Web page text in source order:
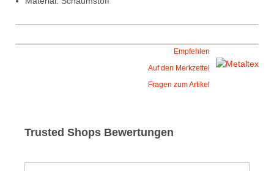
Empfehlen
Auf den Merkzettel
Fragen zum Artikel
Trusted Shops Bewertungen